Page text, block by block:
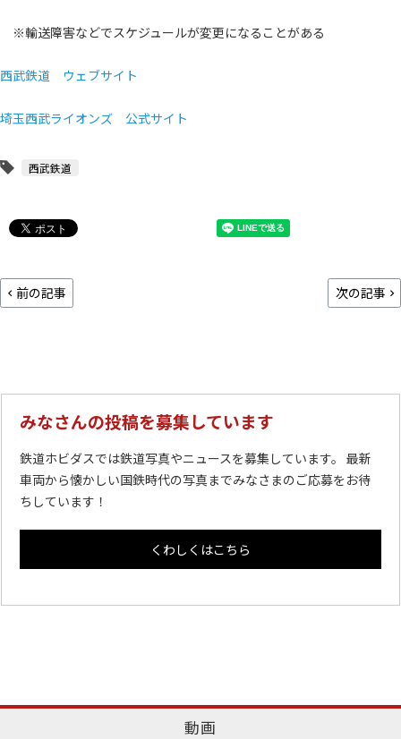
※輸送障害などでスケジュールが変更になることがある
西武鉄道 ウェブサイト
埼玉西武ライオンズ 公式サイト
西武鉄道
前の記事 次の記事
みなさんの投稿を募集しています
鉄道ホビダスでは鉄道写真やニュースを募集しています。 最新
車両から懐かしい国鉄時代の写真までみなさまのご応募をお待
ちしています！
くわしくはこちら
動画